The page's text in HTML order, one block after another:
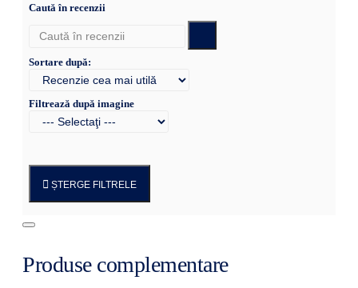
Caută în recenzii
Sortare după:
Filtrează după imagine
ȘTERGE FILTRELE
Produse complementare